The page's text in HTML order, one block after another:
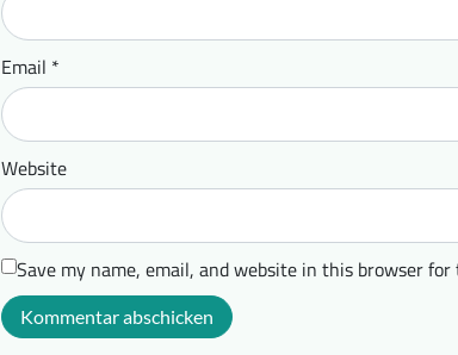
Email *
Website
Save my name, email, and website in this browser